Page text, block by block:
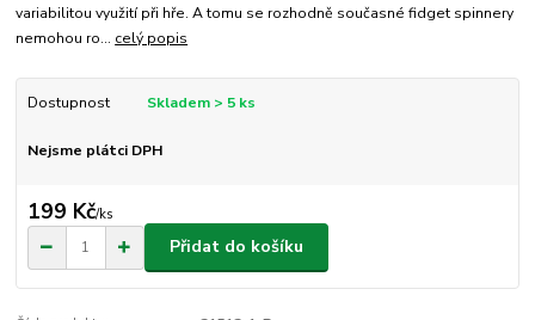
variabilitou využití při hře. A tomu se rozhodně současné fidget spinnery
nemohou ro... celý popis
Dostupnost Skladem > 5 ks
Nejsme plátci DPH
199 Kč/ks
Přidat do košíku